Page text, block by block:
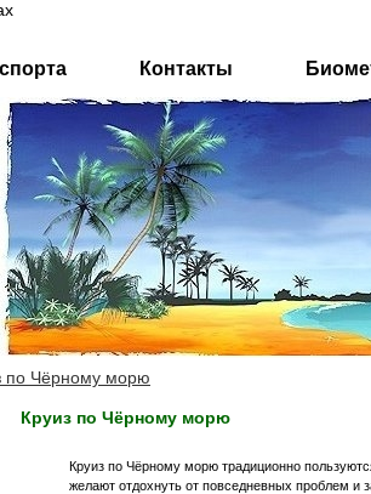
Контакты
по Чёрному морю
Круиз по Чёрному морю
Круиз по Чёрному морю традиционно
желают отдохнуть от повседневных проблем и